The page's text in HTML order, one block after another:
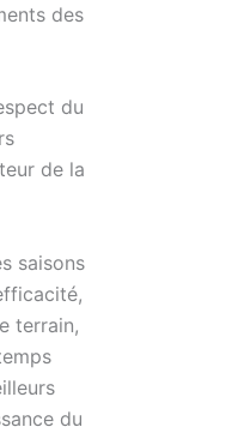
des
du
de la
saisons
terrain,
du